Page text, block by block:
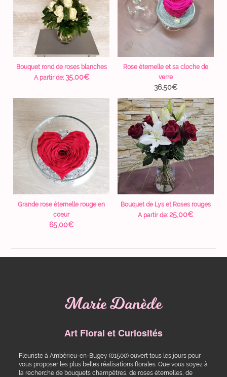
Bouquet rond de roses blanches
A partir de: 35,00€
Rose éternelle et sa cloche de
verre
36,50€
Grande rose éternelle rouge en
coeur
65,00€
Bouquet de Lys et Roses rouges
A partir de:25,00€
Marie Danède
Art Floral et Curiosités
Fleuriste à Ambérieu-en-Bugey (01500) ouvert tous les jours pour
vous proposer les plus belles réalisations florales. Que vous soyez à
la recherche de bouquets champêtres, de roses éternelles, de